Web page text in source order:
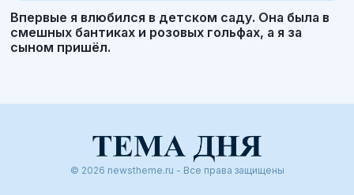
Впервые я влюбился в детском саду. Она была в
смешных бантиках и розовых гольфах, а я за
сыном пришёл.
© 2026 newstheme.ru - Все права защищены